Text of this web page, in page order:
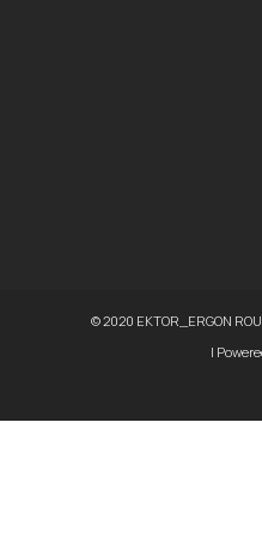
© 2020 EKTOR_ERGON
|